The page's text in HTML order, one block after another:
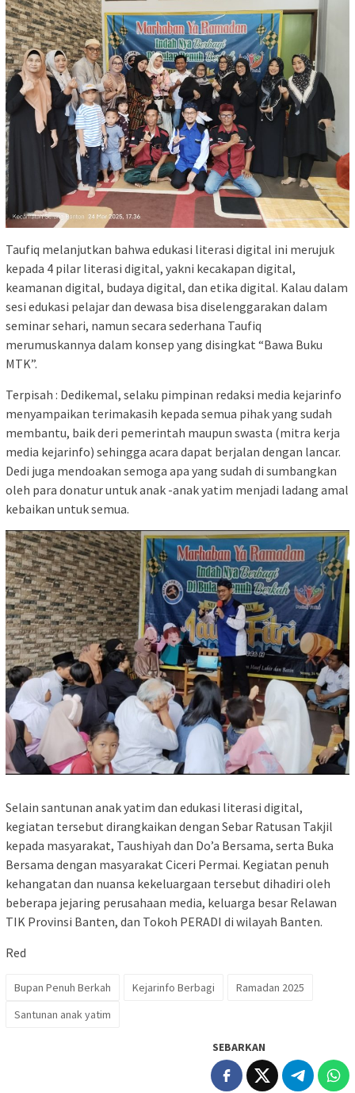
Taufiq melanjutkan bahwa edukasi literasi digital ini merujuk
kepada 4 pilar literasi digital, yakni kecakapan digital,
keamanan digital, budaya digital, dan etika digital. Kalau dalam
sesi edukasi pelajar dan dewasa bisa diselenggarakan dalam
seminar sehari, namun secara sederhana Taufiq
merumuskannya dalam konsep yang disingkat “Bawa Buku
MTK”.
Terpisah : Dedikemal, selaku pimpinan redaksi media kejarinfo
menyampaikan terimakasih kepada semua pihak yang sudah
membantu, baik deri pemerintah maupun swasta (mitra kerja
media kejarinfo) sehingga acara dapat berjalan dengan lancar.
Dedi juga mendoakan semoga apa yang sudah di sumbangkan
oleh para donatur untuk anak -anak yatim menjadi ladang amal
kebaikan untuk semua.
Selain santunan anak yatim dan edukasi literasi digital,
kegiatan tersebut dirangkaikan dengan Sebar Ratusan Takjil
kepada masyarakat, Taushiyah dan Do’a Bersama, serta Buka
Bersama dengan masyarakat Ciceri Permai. Kegiatan penuh
kehangatan dan nuansa kekeluargaan tersebut dihadiri oleh
beberapa jejaring perusahaan media, keluarga besar Relawan
TIK Provinsi Banten, dan Tokoh PERADI di wilayah Banten.
Red
Bupan Penuh Berkah Kejarinfo Berbagi
Ramadan 2025
Santunan anak yatim
SEBARKAN